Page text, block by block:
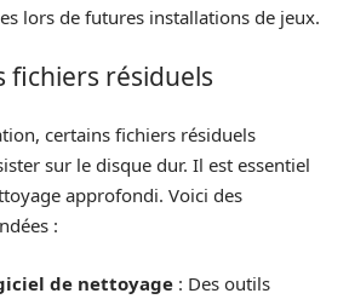
lors de futures installations de jeux.
fichiers résiduels
certains fichiers résiduels
sur le disque dur. Il est essentiel
approfondi. Voici des
:
de nettoyage : Des outils